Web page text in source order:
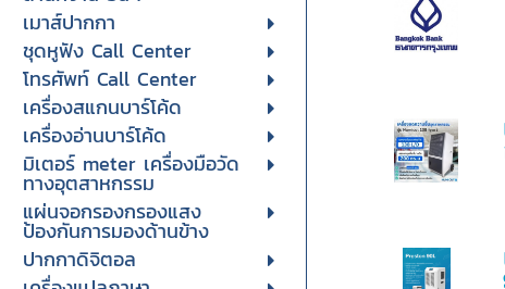
เมาส์ปากกา
ชุดหูฟัง Call Center
โทรศัพท์ Call Center
เครื่องสแกนบาร์โค้ด
เครื่องอ่านบาร์โค้ด
มิเตอร์ meter เครื่องมือวัด
ทางอุตสาหกรรม
แผ่นจอกรองกรองแสง
ป้องกันการมองด้านข้าง
ปากกาดิจิตอล